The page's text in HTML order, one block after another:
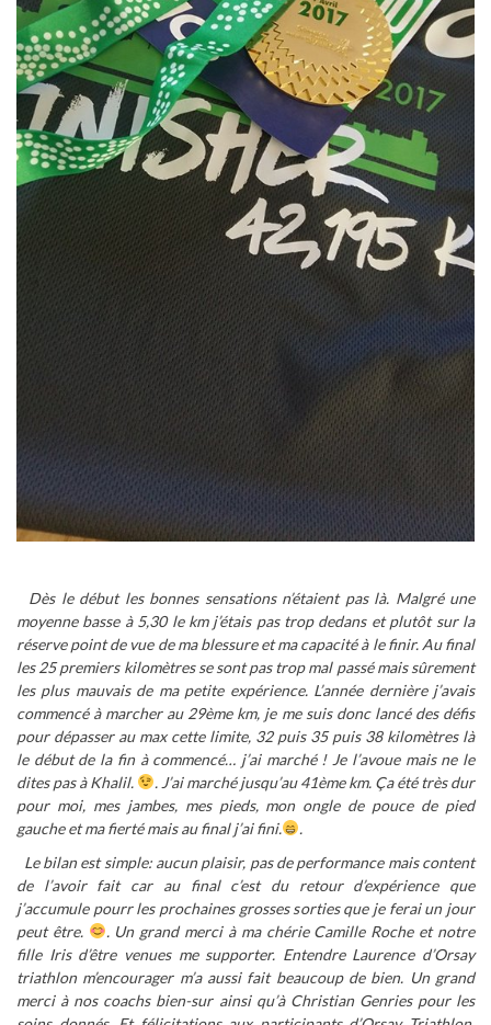
Dès le début les bonnes sensations n’étaient pas là. Malgré une
moyenne basse à 5,30 le km j’étais pas trop dedans et plutôt sur la
réserve point de vue de ma blessure et ma capacité à le finir. Au final
les 25 premiers kilomètres se sont pas trop mal passé mais sûrement
les plus mauvais de ma petite expérience. L’année dernière j’avais
commencé à marcher au 29ème km, je me suis donc lancé des défis
pour dépasser au max cette limite, 32 puis 35 puis 38 kilomètres là
le début de la fin à commencé… j’ai marché ! Je l’avoue mais ne le
dites pas à Khalil.
. J’ai marché jusqu’au 41ème km. Ça été très dur
pour moi, mes jambes, mes pieds, mon ongle de pouce de pied
gauche et ma fierté mais au final j’ai fini.
.
Le bilan est simple: aucun plaisir, pas de performance mais content
de l’avoir fait car au final c’est du retour d’expérience que
j’accumule pourr les prochaines grosses sorties que je ferai un jour
peut être.
. Un grand merci à ma chérie Camille Roche et notre
fille Iris d’être venues me supporter. Entendre Laurence d’Orsay
triathlon m’encourager m’a aussi fait beaucoup de bien. Un grand
merci à nos coachs bien-sur ainsi qu’à Christian Genries pour les